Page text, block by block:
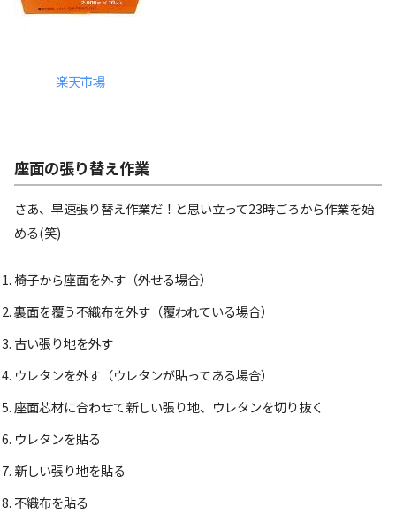
楽天市場
座面の張り替え作業
さあ、早速張り替え作業だ！と思い立って23時ごろから作業を始
める(笑)
椅子から座面を外す（外せる場合）
裏面を覆う不織布を外す（覆われている場合）
古い張り地を外す
ウレタンを外す（ウレタンが貼ってある場合）
座面芯材に合わせて新しい張り地、ウレタンを切り抜く
ウレタンを貼る
新しい張り地を貼る
不織布を貼る